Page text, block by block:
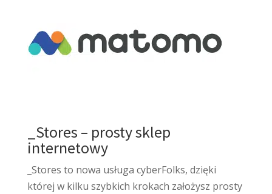
_Stores – prosty sklep
internetowy
_Stores to nowa usługa cyberFolks, dzięki
której w kilku szybkich krokach założysz prosty